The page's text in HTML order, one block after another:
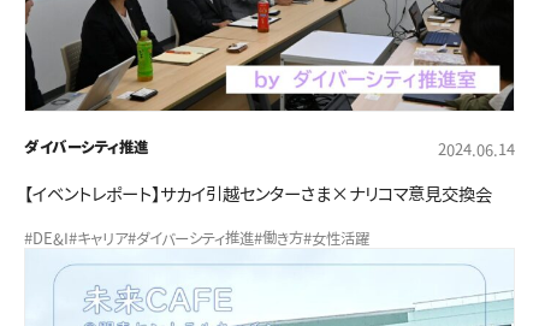
ダイバーシティ推進 2024.06.14
【イベントレポート】サカイ引越センターさま×ナリコマ意見交換会
#DE&I#キャリア#ダイバーシティ推進#働き方#女性活躍